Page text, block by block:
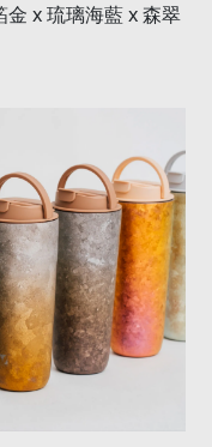
金 x 琉璃海藍 x 森翠